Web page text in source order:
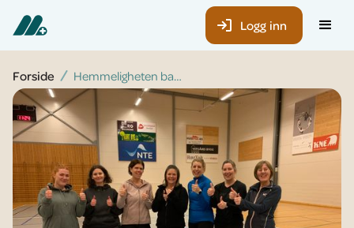
Logg inn
Forside Hemmeligheten bak sykefravær på under én prosent